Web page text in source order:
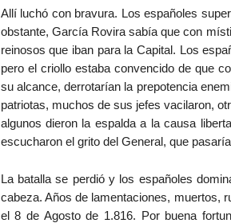
Allí luchó con bravura. Los españoles
obstante, García Rovira sabía que con
reinosos que iban para la Capital. Los
pero el criollo estaba convencido de que
su alcance, derrotarían la prepotencia
patriotas, muchos de sus jefes vacilaron,
algunos dieron la espalda a la causa
escucharon el grito del General, que
La batalla se perdió y los españoles
cabeza. Años de lamentaciones, muertos,
el 8 de Agosto de 1.816. Por buena